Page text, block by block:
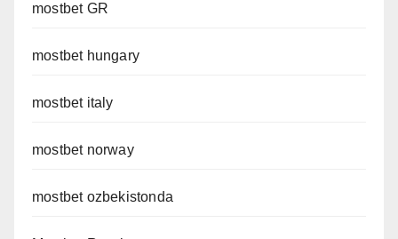
mostbet GR
mostbet hungary
mostbet italy
mostbet norway
mostbet ozbekistonda